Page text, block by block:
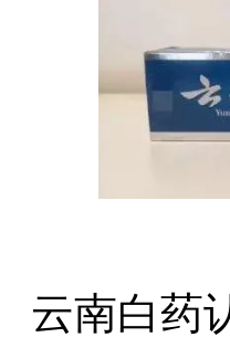
云南白药